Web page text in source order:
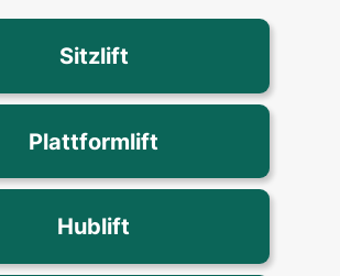
Sitzlift
Plattformlift
Hublift